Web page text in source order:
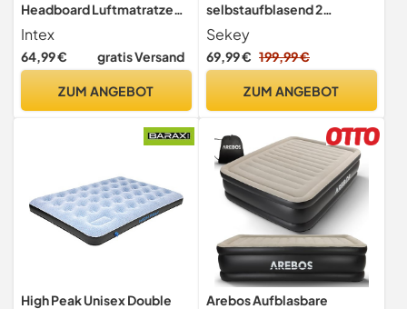
Headboard Luftmatratze
Queen Dura-beam Series
mit Eingebaute Elektrische
Pumpe, Grey, One Size,
Intex
64,99 € gratis Versand
ZUM ANGEBOT
selbstaufblasend 2
Personen 203×152×46 cm,
hohes Luftbett Doppelbett
mit integrierter Pumpe,
Gästebett stabil | schnell
Sekey
69,99 € 199,99 €
ZUM ANGEBOT
High Peak Unisex Double
Arebos Aufblasbare